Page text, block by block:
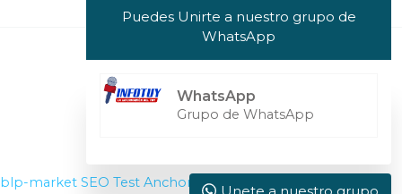
Powered by Info Tuy
blp-market SEO Test Anchor Visit W3Schools
Puedes Unirte a nuestro grupo de
WhatsApp
WhatsApp
Grupo de WhatsApp